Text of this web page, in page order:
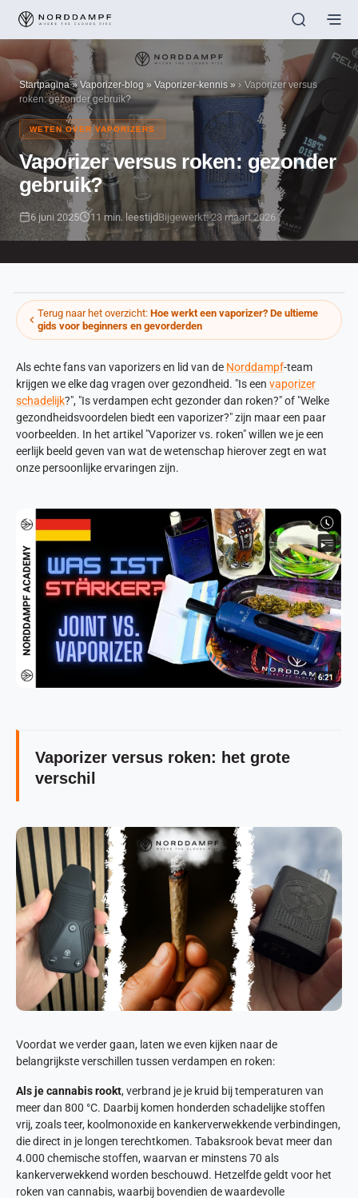
Startpagina»Vaporizer-blog » Vaporizer-kennis »
Vaporizer versus
roken: gezonder gebruik?
WETEN OVER VAPORIZERS
Vaporizer versus roken: gezonder
gebruik?
6 juni 2025 11 min. leestijdBijgewerkt: 23 maart 2026
Terug naar het overzicht: Hoe werkt een vaporizer? De ultieme
gids voor beginners en gevorderden
Als echte fans van vaporizers en lid van de Norddampf-team
krijgen we elke dag vragen over gezondheid. "Is een vaporizer
schadelijk?", "Is verdampen echt gezonder dan roken?" of "Welke
gezondheidsvoordelen biedt een vaporizer?" zijn maar een paar
voorbeelden. In het artikel "Vaporizer vs. roken" willen we je een
eerlijk beeld geven van wat de wetenschap hierover zegt en wat
onze persoonlijke ervaringen zijn.
Vaporizer versus roken: het grote
verschil
Voordat we verder gaan, laten we even kijken naar de
belangrijkste verschillen tussen verdampen en roken:
Als je cannabis rookt, verbrand je je kruid bij temperaturen van
meer dan 800 °C. Daarbij komen honderden schadelijke stoffen
vrij, zoals teer, koolmonoxide en kankerverwekkende verbindingen,
die direct in je longen terechtkomen. Tabaksrook bevat meer dan
4.000 chemische stoffen, waarvan er minstens 70 als
kankerverwekkend worden beschouwd. Hetzelfde geldt voor het
roken van cannabis, waarbij bovendien de waardevolle